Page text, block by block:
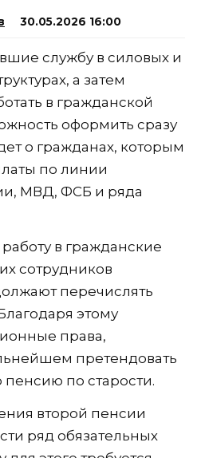
30.05.2026 16:00
службу в силовых и
а затем
в гражданской
оформить сразу
о гражданах, которым
по линии
МВД, ФСБ и ряда
в гражданские
сотрудников
перечислять
этому
права,
претендовать
по старости.
второй пенсии
ряд обязательных